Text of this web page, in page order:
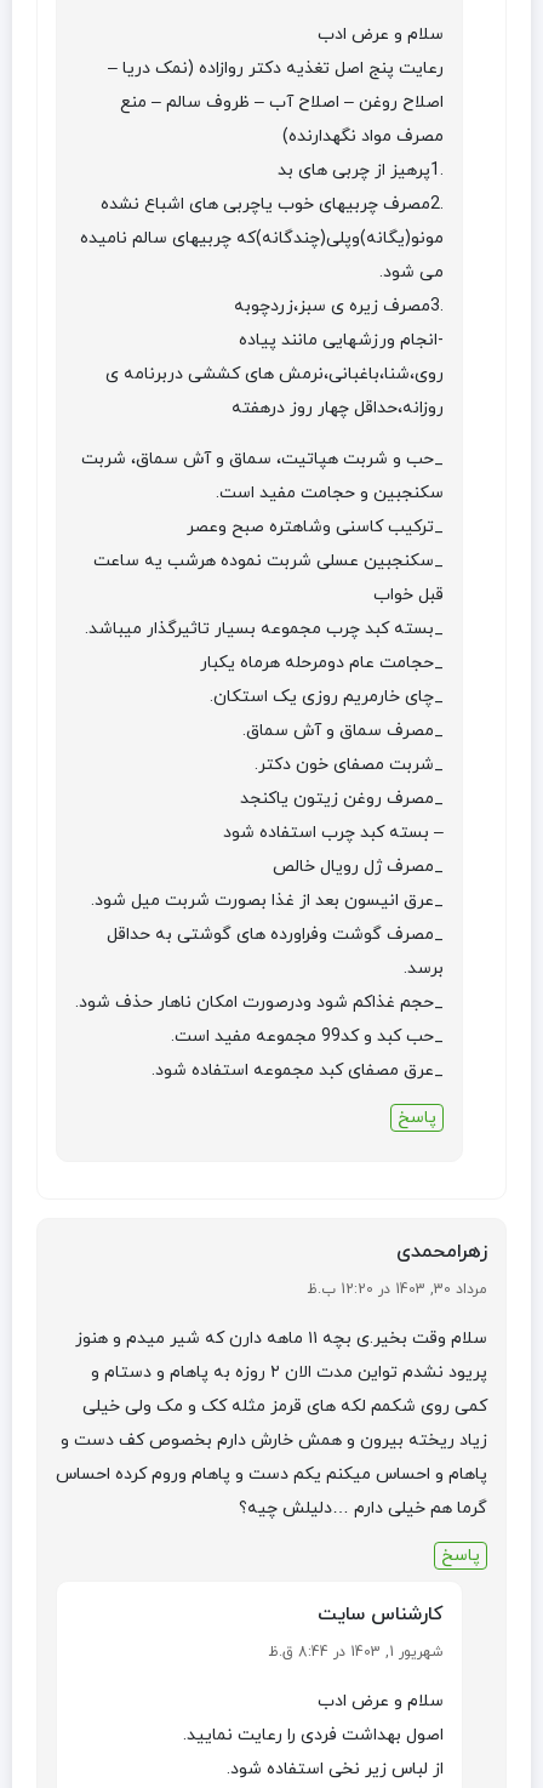
سلام و عرض ادب
رعایت پنج اصل تغذیه دکتر روازاده (نمک دریا –
اصلاح روغن – اصلاح آب – ظروف سالم – منع
مصرف مواد نگهدارنده)
.1پرهیز از چربی های بد
.2مصرف چربیهای خوب یاچربی های اشباع نشده
مونو(یگانه)وپلی(چندگانه)که چربیهای سالم نامیده
می شود.
.3مصرف زیره ی سبز،زردچوبه
-انجام ورزشهایی مانند پیاده
روی،شنا،باغبانی،نرمش های کششی دربرنامه ی
روزانه،حداقل چهار روز درهفته
_حب و شربت هپاتیت، سماق و آش سماق، شربت
سکنجبین و حجامت مفید است.
_ترکیب کاسنی وشاهتره صبح وعصر
_سکنجبین عسلی شربت نموده هرشب یه ساعت
قبل خواب
_بسته کبد چرب مجموعه بسیار تاثیرگذار میباشد.
_حجامت عام دومرحله هرماه یکبار
_چای خارمریم روزی یک استکان.
_مصرف سماق و آش سماق.
_شربت مصفای خون دکتر.
_مصرف روغن زیتون یاکنجد
– بسته کبد چرب استفاده شود
_مصرف ژل رویال خالص
_عرق انیسون بعد از غذا بصورت شربت میل شود.
_مصرف گوشت وفراورده های گوشتی به حداقل
برسد.
_حجم غذاکم شود ودرصورت امکان ناهار حذف شود.
_حب کبد و کد99 مجموعه مفید است.
_عرق مصفای کبد مجموعه استفاده شود.
پاسخ
زهرامحمدی
مرداد 30, 1403 در 12:20 ب.ظ
سلام وقت بخیر.ی بچه ۱۱ ماهه دارن که شیر میدم و هنوز
پریود نشدم تواین مدت الان ۲ روزه به پاهام و دستام و
کمی روی شکمم لکه های قرمز مثله کک و مک ولی خیلی
زیاد ریخته بیرون و همش خارش دارم بخصوص کف دست و
پاهام و احساس میکنم یکم دست و پاهام وروم کرده احساس
گرما هم خیلی دارم …دلیلش چیه؟
پاسخ
کارشناس سایت
شهریور 1, 1403 در 8:44 ق.ظ
سلام و عرض ادب
اصول بهداشت فردی را رعایت نمایید.
از لباس زیر نخی استفاده شود.